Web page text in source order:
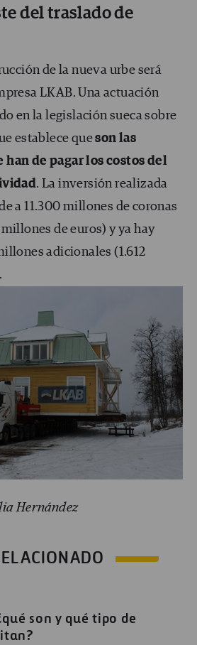
del traslado de
de la nueva urbe será
LKAB. Una actuación
en la legislación sueca sobre
establece queson las
han de pagar los costos del
. La inversión realizada
a 11.300 millones de coronas
millones de euros) y ya hay
adicionales (1.612
Hernández
son y qué tipo de